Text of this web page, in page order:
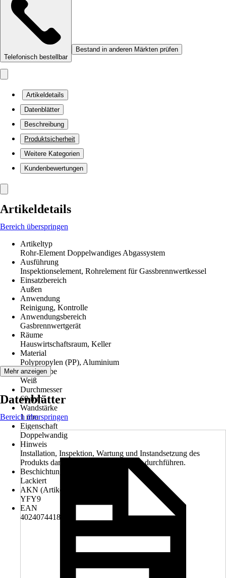
Telefonisch bestellbar
Bestand in anderen Märkten prüfen
Artikeldetails
Datenblätter
Beschreibung
Produktsicherheit
Weitere Kategorien
Kundenbewertungen
Artikeldetails
Bereich überspringen
Artikeltyp
Rohr-Element Doppelwandiges Abgassystem
Ausführung
Inspektionselement, Rohrelement für Gassbrennwertkessel
Einsatzbereich
Außen
Anwendung
Reinigung, Kontrolle
Anwendungsbereich
Gasbrennwertgerät
Räume
Hauswirtschaftsraum, Keller
Material
Polypropylen (PP), Aluminium
Grundfarbe
Weiß
Durchmesser
60 mm
Wandstärke
1 mm
Eigenschaft
Doppelwandig
Hinweis
Installation, Inspektion, Wartung und Instandsetzung des
Produkts darf nur ein Fachhandwerker durchführen.
Beschichtung
Lackiert
AKN (Artikelkurznummer)
YFY9
EAN
4024074418581
Mehr anzeigen
Datenblätter
Bereich überspringen